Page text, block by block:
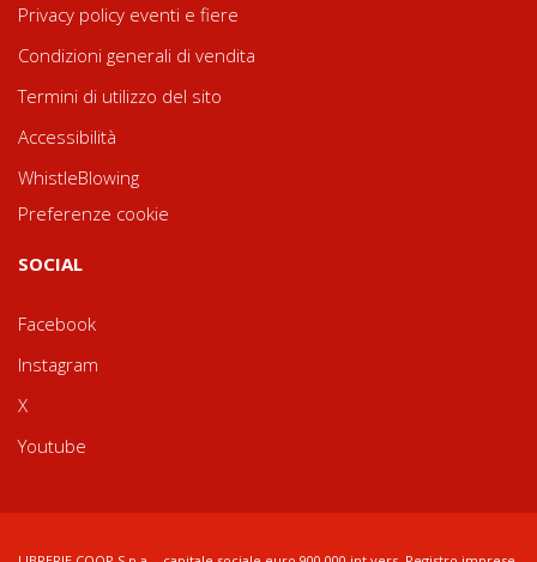
Privacy policy eventi e fiere
Condizioni generali di vendita
Termini di utilizzo del sito
Accessibilità
WhistleBlowing
Preferenze cookie
SOCIAL
Facebook
Instagram
X
Youtube